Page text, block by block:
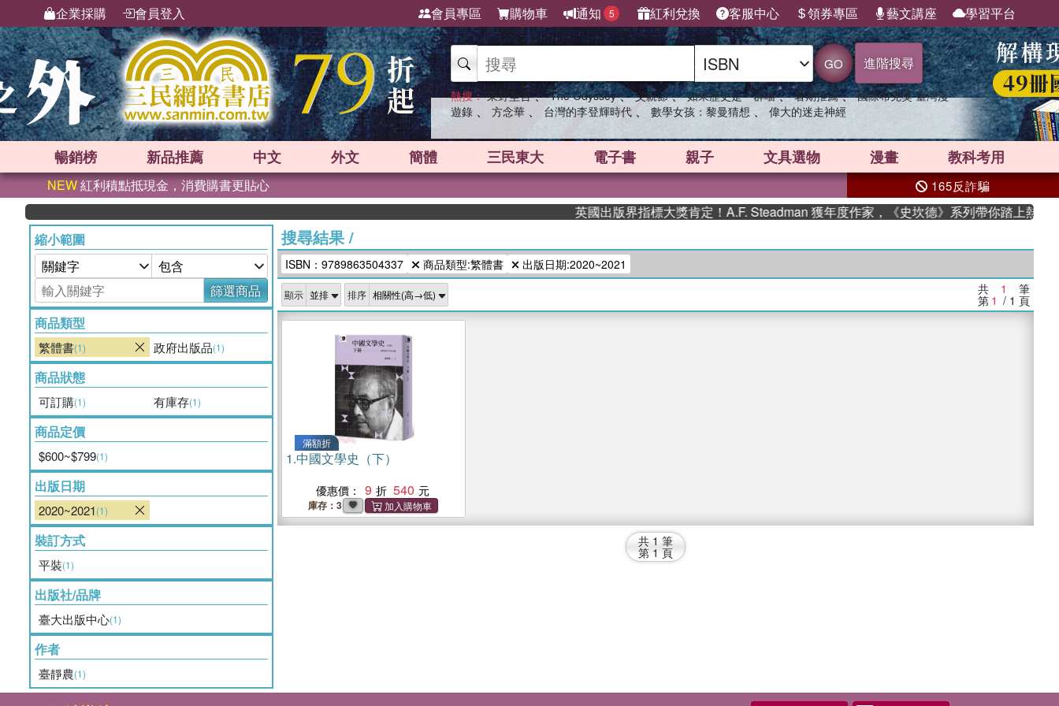
企業採購 會員登入 會員專區 購物車 通知 5 紅利兌換 客服中心 領券專區 藝文講座 學習平台
GO 進階搜尋
熱搜： 東野圭吾 、 The Odyssey 、 父親節 、 如果歷史是一群喵 、 暑期推薦 、 國際布克獎 臺灣漫
遊錄 、 方念華 、 台灣的李登輝時代 、 數學女孩：黎曼猜想 、 偉大的迷走神經
暢銷榜 新品推薦 中文 外文 簡體 三民東大 電子書 親子 文具選物 漫畫 教科考用
NEW紅利積點抵現金，消費購書更貼心 165反詐騙
英國出版界指標大獎肯定！A.F. Steadman 獲年度作家，《史坎德》系列帶你踏上熱血奇
縮小範圍
篩選商品
商品類型
繁體書(1) 政府出版品(1)
商品狀態
可訂購(1) 有庫存(1)
商品定價
$600~$799(1)
出版日期
2020~2021(1)
裝訂方式
平裝(1)
出版社/品牌
臺大出版中心(1)
作者
臺靜農(1)
搜尋結果/
ISBN：9789863504337 商品類型:繁體書 出版日期:2020~2021
顯示 排序 共 1 筆
第 1 / 1 頁
滿額折
1.中國文學史（下）
優惠價： 9 540
庫存：3
共 1 筆
第 1 頁